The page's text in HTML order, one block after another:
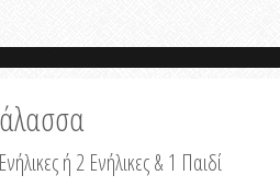
ή 2 Ενήλικες & 1 Παιδί